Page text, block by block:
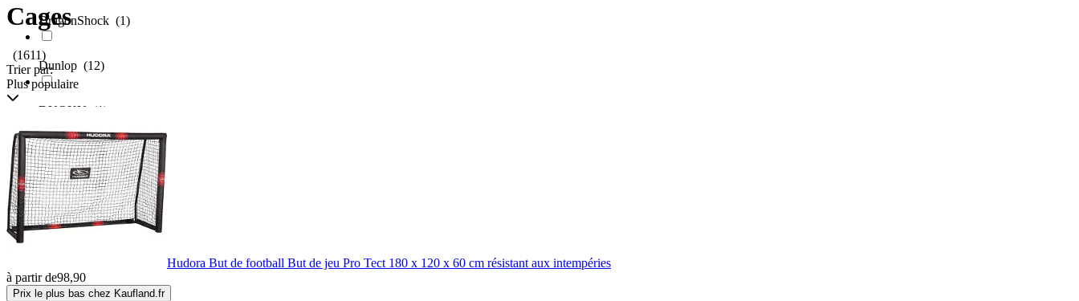
DragonShock (1)
Dunlop (12)
DUOKU (1)
Ecotoys(2)
Eikuavons(4)
Emdé(19)
Cages
(1611)
Trier par:
Plus populaire
Hudora But de football But de jeu Pro Tect 180 x 120 x 60 cm résistant aux intempéries
à partir de98,90
Prix le plus bas chez Kaufland.fr